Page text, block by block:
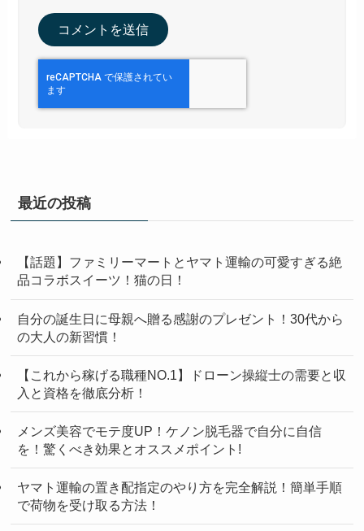
最近の投稿
【話題】ファミリーマートとヤマト運輸の可愛すぎる絶
品コラボスイーツ！猫の日！
自分の誕生日に母親へ贈る感謝のプレゼント！30代から
の大人の新習慣！
【これから稼げる職種NO.1】ドローン操縦士の需要と収
入と資格を徹底分析！
メンズ美容でモテ度UP！ケノン脱毛器で自分に自信
を！驚くべき効果とオススメポイント!
ヤマト運輸の置き配指定のやり方を完全解説！簡単手順
で荷物を受け取る方法！